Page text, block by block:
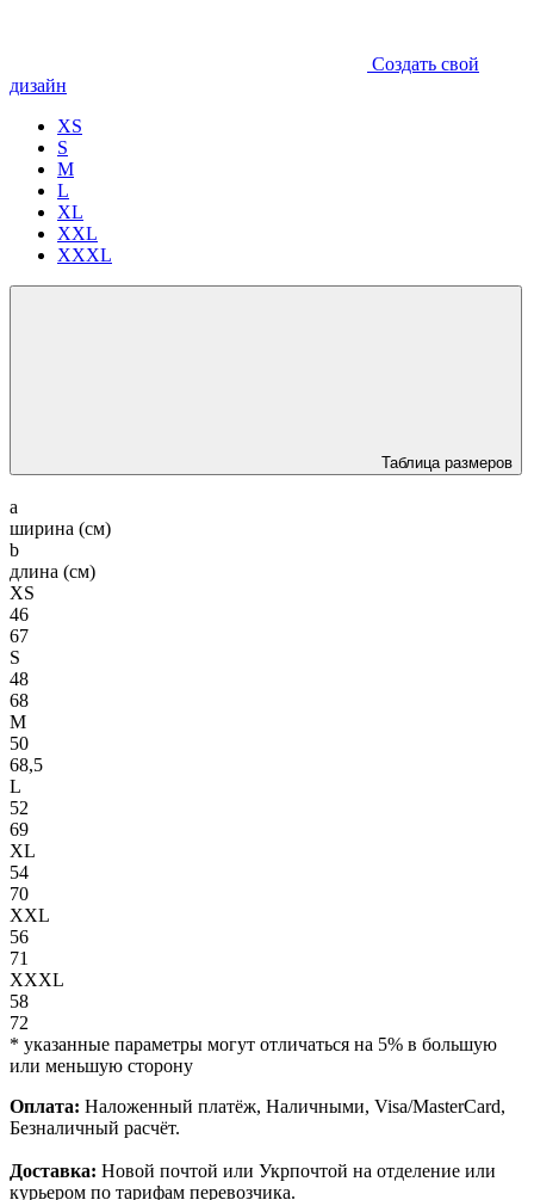
Создать свой
дизайн
XS
S
M
L
XL
XXL
XXXL
Таблица размеров
a
ширина (см)
b
длина (см)
XS
46
67
S
48
68
M
50
68,5
L
52
69
XL
54
70
XXL
56
71
XXXL
58
72
* указанные параметры могут отличаться на 5% в большую
или меньшую сторону
Оплата: Наложенный платёж, Наличными, Visa/MasterCard,
Безналичный расчёт.
Доставка: Новой почтой или Укрпочтой на отделение или
курьером по тарифам перевозчика.